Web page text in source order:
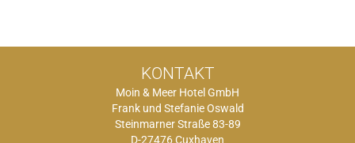
KONTAKT
Moin & Meer Hotel GmbH
Frank und Stefanie Oswald
Steinmarner Straße 83-89
D-27476 Cuxhaven